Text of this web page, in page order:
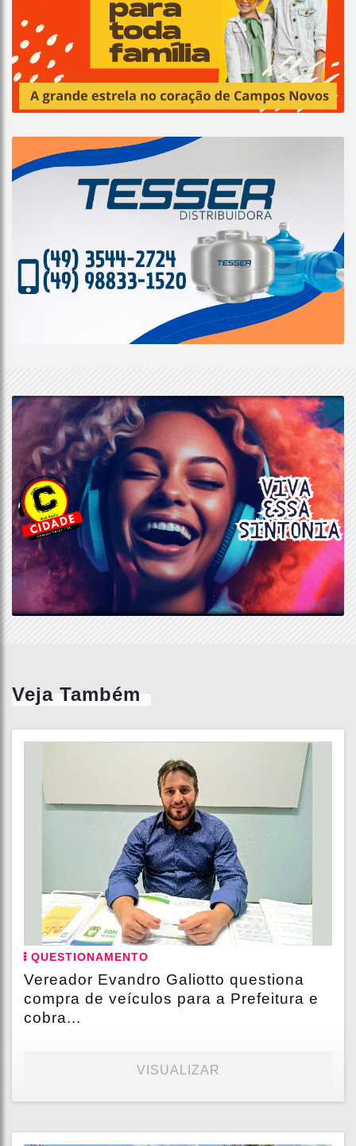
Veja Também
QUESTIONAMENTO
Vereador Evandro Galiotto questiona
compra de veículos para a Prefeitura e
cobra...
VISUALIZAR